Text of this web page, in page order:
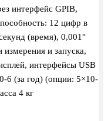
интерфейс GPIB,
12 цифр в
(время), 0,001°
и запуска,
интерфейсы USB
6 (за год) (опции: 5×10-
4 кг